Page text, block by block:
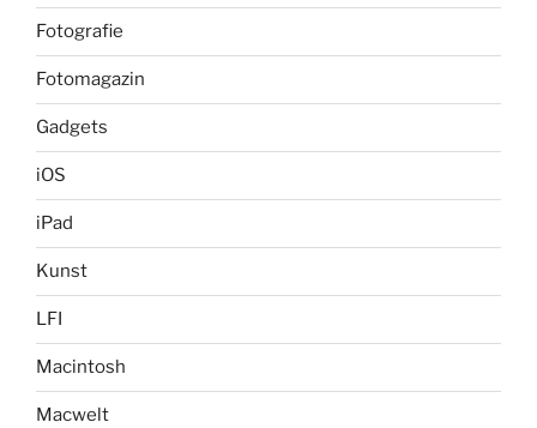
Fotografie
Fotomagazin
Gadgets
iOS
iPad
Kunst
LFI
Macintosh
Macwelt